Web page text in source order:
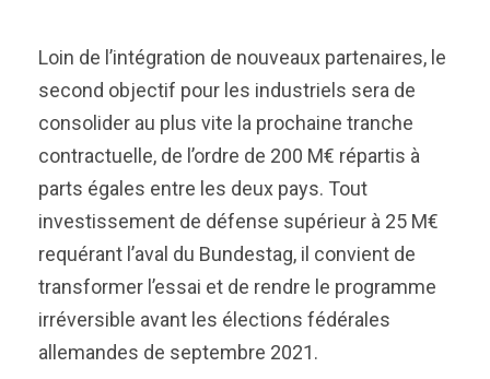
Loin de l’intégration de nouveaux partenaires, le
second objectif pour les industriels sera de
consolider au plus vite la prochaine tranche
contractuelle, de l’ordre de 200 M€ répartis à
parts égales entre les deux pays. Tout
investissement de défense supérieur à 25 M€
requérant l’aval du Bundestag, il convient de
transformer l’essai et de rendre le programme
irréversible avant les élections fédérales
allemandes de septembre 2021.